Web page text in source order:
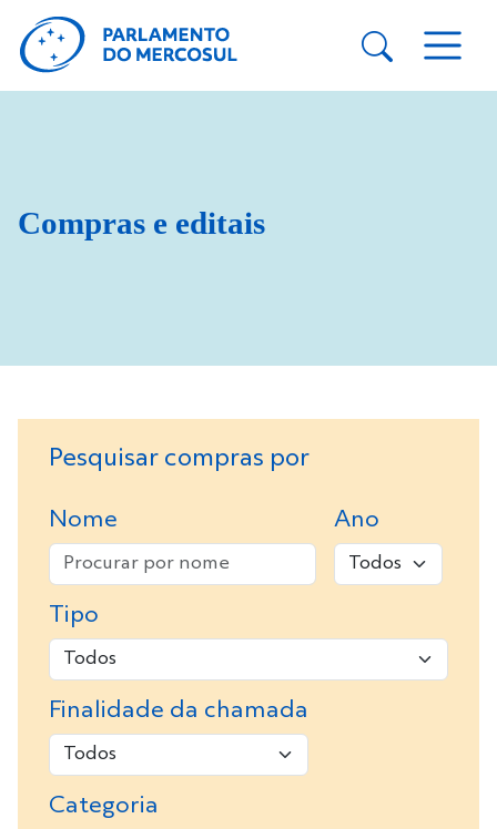
Compras e editais
Pesquisar compras por
Nome Ano
Tipo
Finalidade da chamada
Categoria